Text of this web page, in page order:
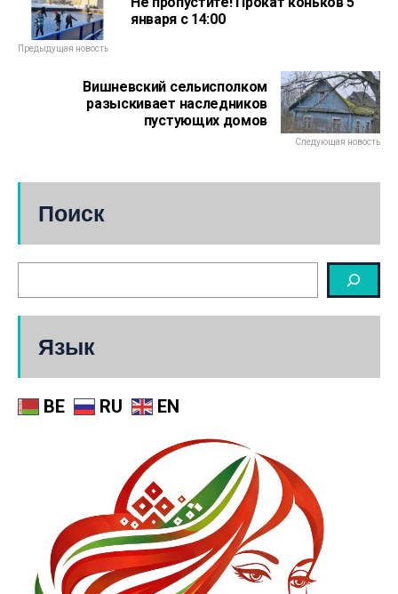
января с 14:00
Предыдущая новость
Вишневский сельисполком
разыскивает наследников
пустующих домов
Следующая новость
Поиск
Язык
BE RU EN